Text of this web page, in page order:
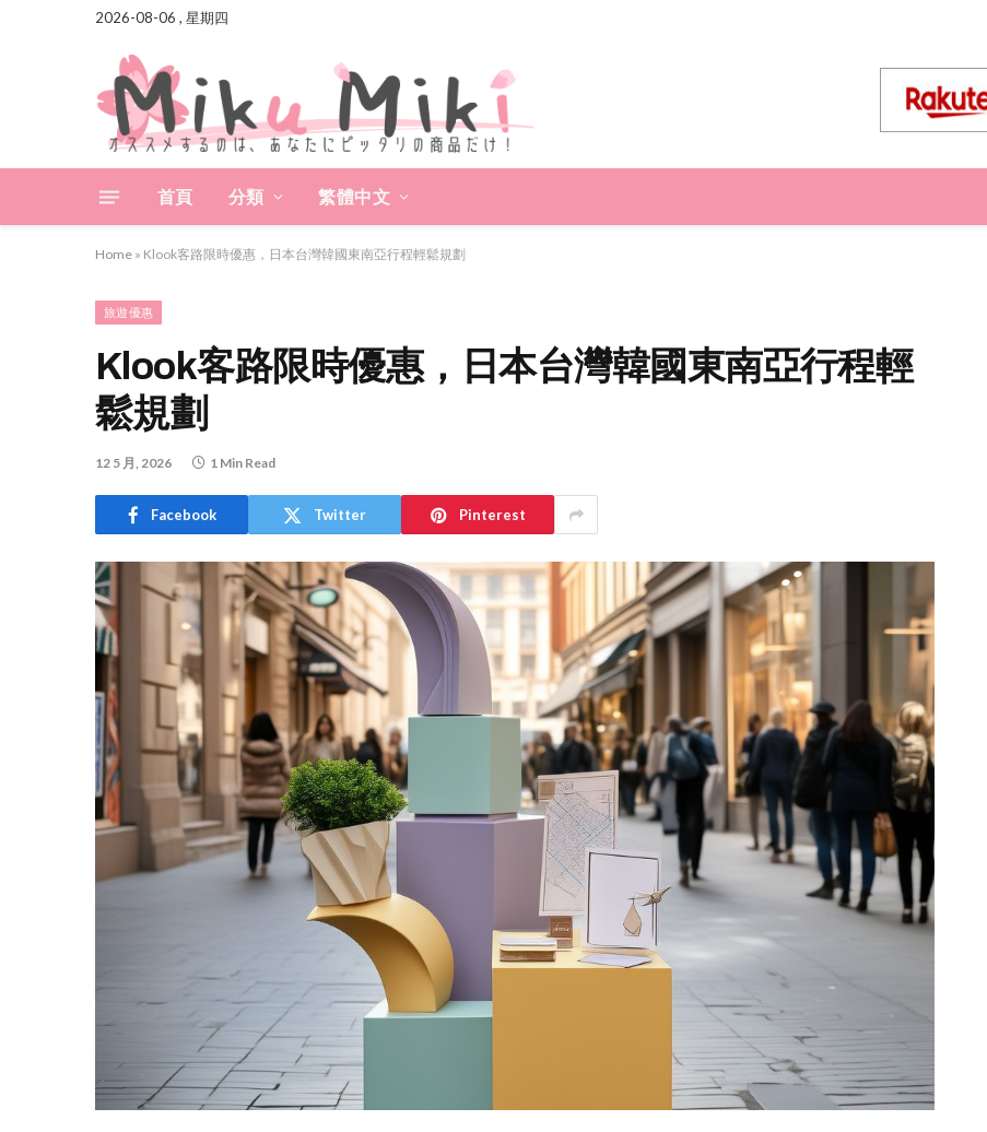
2026-08-06 , 星期四
首頁 分類 繁體中文
Home » Klook客路限時優惠，日本台灣韓國東南亞行程輕鬆規劃
旅遊優惠
Klook客路限時優惠，日本台灣韓國東南亞行程輕
鬆規劃
12 5 月, 2026 1 Min Read
Facebook Twitter Pinterest